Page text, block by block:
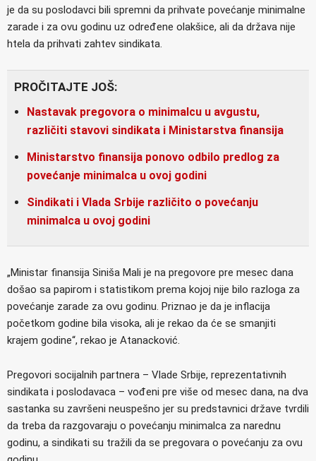
je da su poslodavci bili spremni da prihvate povećanje minimalne
zarade i za ovu godinu uz određene olakšice, ali da država nije
htela da prihvati zahtev sindikata.
PROČITAJTE JOŠ:
Nastavak pregovora o minimalcu u avgustu,
različiti stavovi sindikata i Ministarstva finansija
Ministarstvo finansija ponovo odbilo predlog za
povećanje minimalca u ovoj godini
Sindikati i Vlada Srbije različito o povećanju
minimalca u ovoj godini
„Ministar finansija Siniša Mali je na pregovore pre mesec dana
došao sa papirom i statistikom prema kojoj nije bilo razloga za
povećanje zarade za ovu godinu. Priznao je da je inflacija
početkom godine bila visoka, ali je rekao da će se smanjiti
krajem godine“, rekao je Atanacković.
Pregovori socijalnih partnera – Vlade Srbije, reprezentativnih
sindikata i poslodavaca – vođeni pre više od mesec dana, na dva
sastanka su završeni neuspešno jer su predstavnici države tvrdili
da treba da razgovaraju o povećanju minimalca za narednu
godinu, a sindikati su tražili da se pregovara o povećanju za ovu